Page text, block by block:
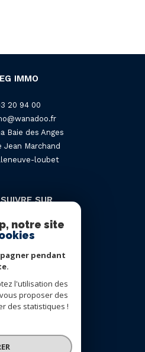
IMMO
20 94 00
Baie des Anges
Jean Marchand
loubet
SUR
notre site
pendant
l'utilisation des
proposer des
des statistiques !